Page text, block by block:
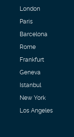
London
Paris
Barcelona
Rome
Frankfurt
Geneva
Istanbul
New York
Los Angeles